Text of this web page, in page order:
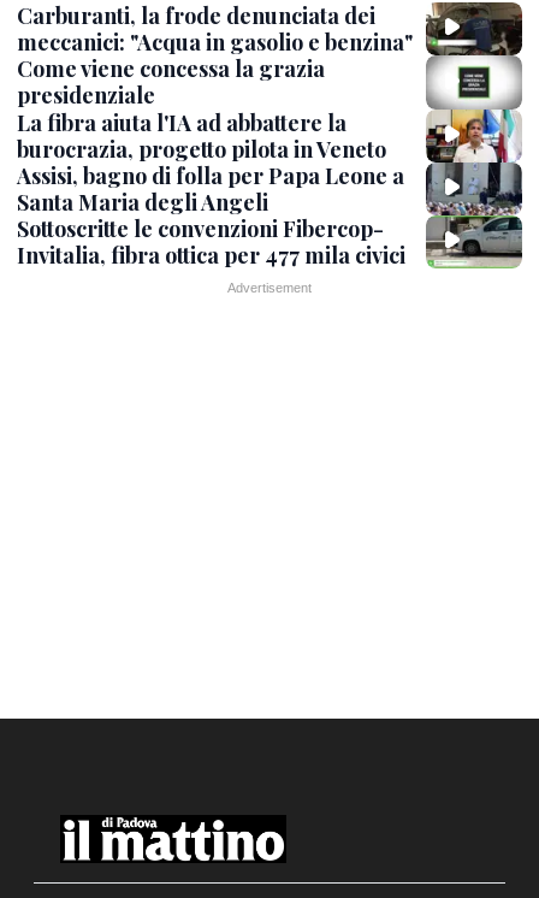
Carburanti, la frode denunciata dei
meccanici: "Acqua in gasolio e benzina"
Come viene concessa la grazia
presidenziale
La fibra aiuta l'IA ad abbattere la
burocrazia, progetto pilota in Veneto
Assisi, bagno di folla per Papa Leone a
Santa Maria degli Angeli
Sottoscritte le convenzioni Fibercop-
Invitalia, fibra ottica per 477 mila civici